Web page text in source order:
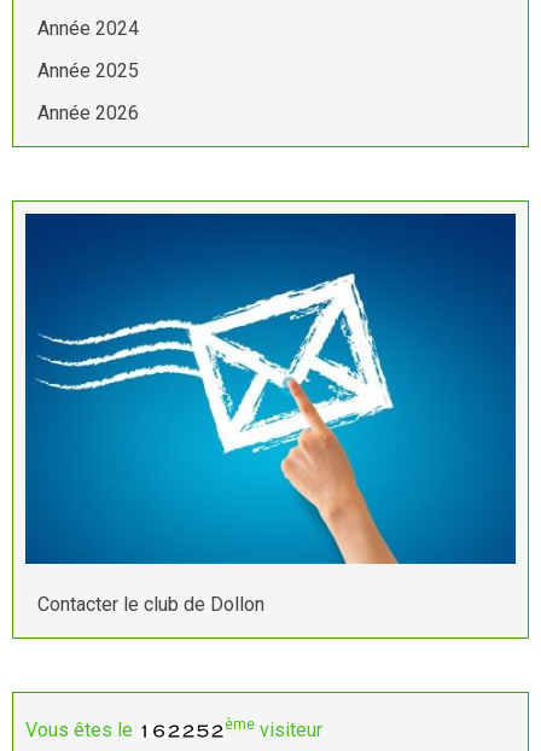
Année 2024
Année 2025
Année 2026
Contacter le club de Dollon
Vous êtes le ème visiteur